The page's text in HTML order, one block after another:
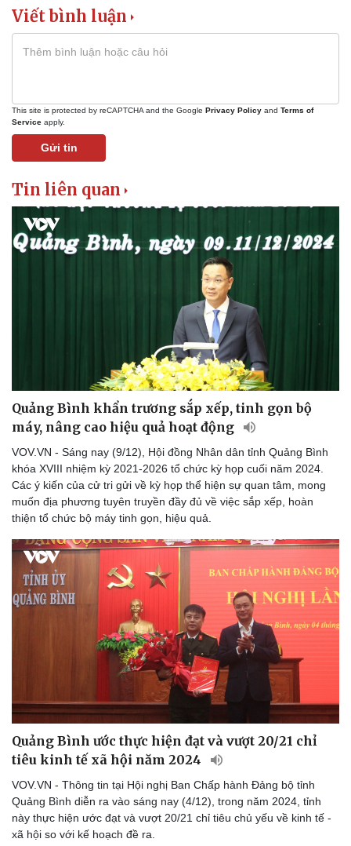
Vụ án
Tin nóng
Tư vấn luật
Vũ khí
Việt Nam
Viết bình luận
This site is protected by reCAPTCHA and the Google Privacy Policy and Terms of
Service apply.
Gửi tin
Tin liên quan
Quảng Bình khẩn trương sắp xếp, tinh gọn bộ
máy, nâng cao hiệu quả hoạt động
VOV.VN - Sáng nay (9/12), Hội đồng Nhân dân tỉnh Quảng Bình
khóa XVIII nhiệm kỳ 2021-2026 tổ chức kỳ họp cuối năm 2024.
Các ý kiến của cử tri gửi về kỳ họp thể hiện sự quan tâm, mong
muốn địa phương tuyên truyền đầy đủ về việc sắp xếp, hoàn
thiện tổ chức bộ máy tinh gọn, hiệu quả.
Quảng Bình ước thực hiện đạt và vượt 20/21 chỉ
tiêu kinh tế xã hội năm 2024
VOV.VN - Thông tin tại Hội nghị Ban Chấp hành Đảng bộ tỉnh
Quảng Bình diễn ra vào sáng nay (4/12), trong năm 2024, tỉnh
này thực hiện ước đạt và vượt 20/21 chỉ tiêu chủ yếu về kinh tế -
xã hội so với kế hoạch đề ra.